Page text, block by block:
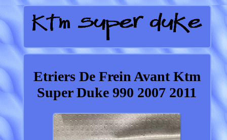
Etriers De Frein Avant Ktm
Super Duke 990 2007 2011